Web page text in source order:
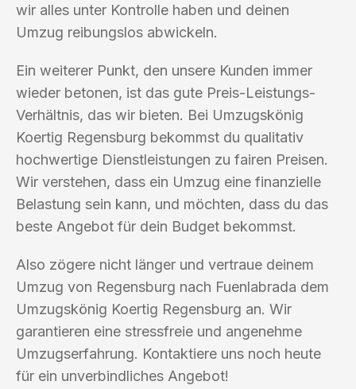
wir alles unter Kontrolle haben und deinen
Umzug reibungslos abwickeln.
Ein weiterer Punkt, den unsere Kunden immer
wieder betonen, ist das gute Preis-Leistungs-
Verhältnis, das wir bieten. Bei Umzugskönig
Koertig Regensburg bekommst du qualitativ
hochwertige Dienstleistungen zu fairen Preisen.
Wir verstehen, dass ein Umzug eine finanzielle
Belastung sein kann, und möchten, dass du das
beste Angebot für dein Budget bekommst.
Also zögere nicht länger und vertraue deinem
Umzug von Regensburg nach Fuenlabrada dem
Umzugskönig Koertig Regensburg an. Wir
garantieren eine stressfreie und angenehme
Umzugserfahrung. Kontaktiere uns noch heute
für ein unverbindliches Angebot!